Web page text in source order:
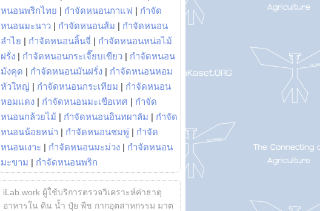
หนอนพริกไทย | กำจัดหนอนกาแฟ | กำจัด
หนอนมะนาว | กำจัดหนอนส้ม | กำจัดหนอน
ลำไย | กำจัดหนอนลิ้นจี่ | กำจัดหนอนหน่อไม้
ฝรั่ง | กำจัดหนอนกระเจี๊ยบเขียว | กำจัดหนอน
มังคุด | กำจัดหนอนมันฝรั่ง | กำจัดหนอนหอม
หัวใหญ่ | กำจัดหนอนกระเทียม | กำจัดหนอน
หอมแดง | กำจัดหนอนมะเขือเทศ | กำจัด
หนอนกล้วยไม้ | กำจัดหนอนอินทผาลัม | กำจัด
หนอนน้อยหน่า | กำจัดหนอนชมพู่ | กำจัด
หนอนเงาะ | กำจัดหนอนมะม่วง | กำจัดหนอน
มะขาม | กำจัดหนอนพริก
iLab.work ผู้ใช้บริการตรวจวิเคราะห์ค่าธาตุ
อาหารใน ดิน น้ำ ปุ๋ย พืช กากอุตสาหกรรม มาต